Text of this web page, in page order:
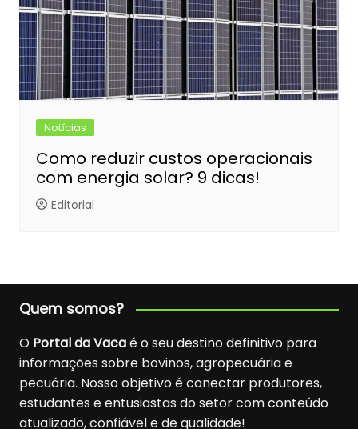
Notícias
Como reduzir custos operacionais
com energia solar? 9 dicas!
Editorial
Quem somos?
O Portal da Vacaé o seu destino definitivo para
informações sobre bovinos, agropecuária e
pecuária. Nosso objetivo é conectar produtores,
estudantes e entusiastas do setor com conteúdo
atualizado, confiável e de qualidade!